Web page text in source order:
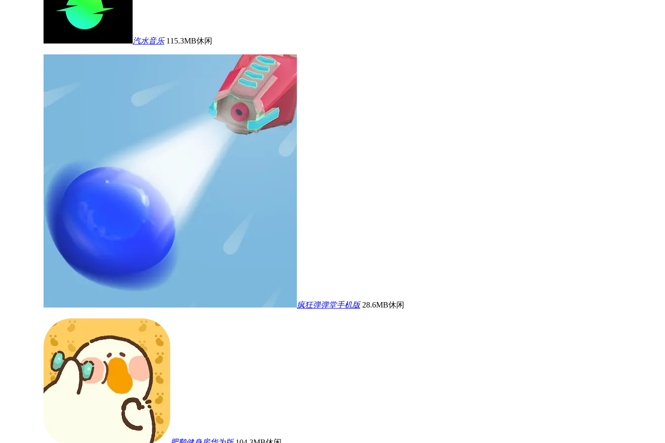
汽水音乐 115.3MB休闲
疯狂弹弹堂手机版 28.6MB休闲